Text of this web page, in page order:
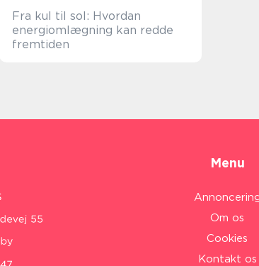
Fra kul til sol: Hvordan
energiomlægning kan redde
fremtiden
Menu
Om os
Cookies
Kontakt os